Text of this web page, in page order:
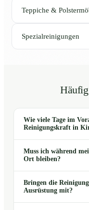
Teppiche &
Spezialreinigungen
Wie viele Tage im
Reinigungskraft in
Muss ich während
Ort bleiben?
Bringen die
Ausrüstung mit?